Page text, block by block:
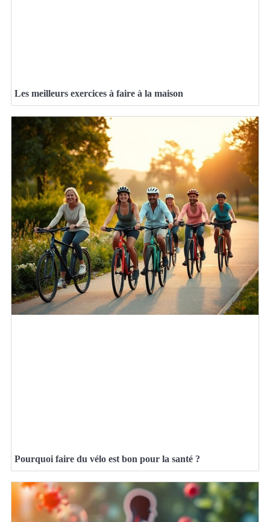
Les meilleurs exercices à faire à la maison
Pourquoi faire du vélo est bon pour la santé ?